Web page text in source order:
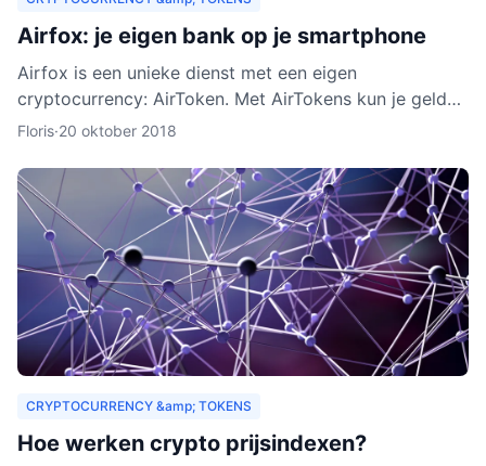
Airfox: je eigen bank op je smartphone
Airfox is een unieke dienst met een eigen
cryptocurrency: AirToken. Met AirTokens kun je geld
aan elkaar uitlenen, zonder tussenkomst van een bank.
Floris·20 oktober 2018
CRYPTOCURRENCY &amp; TOKENS
Hoe werken crypto prijsindexen?